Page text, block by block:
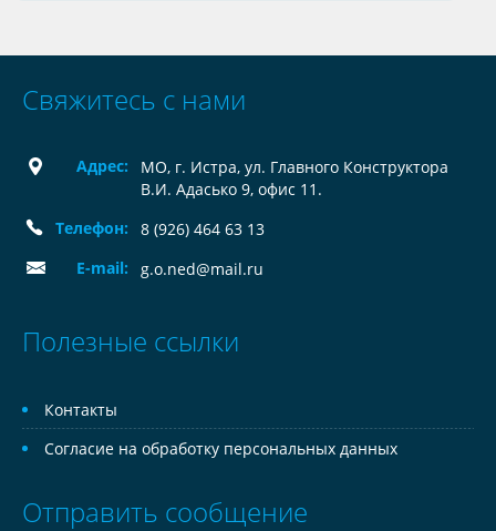
Свяжитесь с нами
Адрес:
МО, г. Истра, ул. Главного Конструктора
В.И. Адасько 9, офис 11.
Телефон:
8 (926) 464 63 13
E-mail:
g.o.ned@mail.ru
Полезные ссылки
Контакты
Согласие на обработку персональных данных
Отправить сообщение